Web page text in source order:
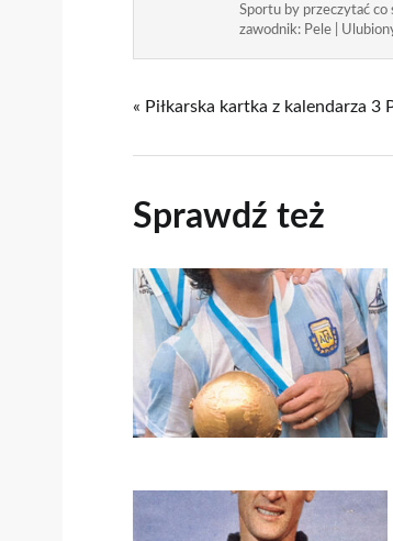
Sportu by przeczytać co
zawodnik: Pele |
« Piłkarska kartka z kalendarza 3
Sprawdź też